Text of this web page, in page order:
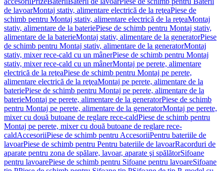
de lavoarMontaj stativ, alimentare electrică de la reţeaPiese de
schimb pentru Montaj stativ, alimentare electrică de la reţeaMontaj
stativ, alimentare de la bateriePiese de schimb pentru Montaj stativ,
alimentare de la baterieMontaj stativ, alimentare de la generatorPiese
de schimb pentru Montaj stativ, alimentare de la generatorMontaj
stativ, mixer rece-cald cu un mânerPiese de schimb pentru Montaj
stativ, mixer rece-cald cu un mânerMontaj pe perete, alimentare
electrică de la reţeaPiese de schimb pentru Montaj pe perete,
alimentare electrică de la reţeaMontaj pe perete, alimentare de la
bateriePiese de schimb pentru Montaj pe perete, alimentare de la
baterieMontaj pe perete, alimentare de la generatorPiese de schimb
pentru Montaj pe perete, alimentare de la generatorMontaj pe perete,
mixer cu două butoane de reglare rece-caldPiese de schimb pentru
Montaj pe perete, mixer cu două butoane de reglare rece-
caldAccesoriiPiese de schimb pentru AccesoriiPentru bateriile de
lavoarPiese de schimb pentru Pentru bateriile de lavoarRacorduri de
aparate pentru zona de spălare, lavoar, aparate şi spălătorSifoane
pentru lavoarePiese de schimb pentru Sifoane pentru lavoareSifoane